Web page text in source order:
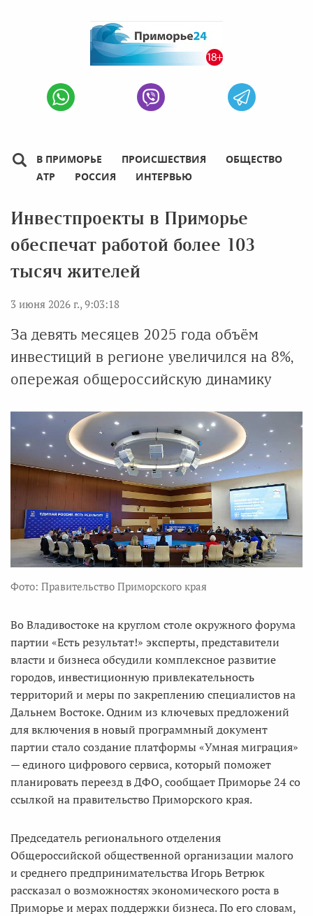
В ПРИМОРЬЕ ПРОИСШЕСТВИЯ
ОБЩЕСТВО
АТР
РОССИЯ ИНТЕРВЬЮ
Инвестпроекты в Приморье
обеспечат работой более 103
тысяч жителей
3 июня 2026 г., 9:03:18
За девять месяцев 2025 года объём
инвестиций в регионе увеличился на 8%,
опережая общероссийскую динамику
Фото: Правительство Приморского края
Во Владивостоке на круглом столе окружного форума
партии «Есть результат!» эксперты, представители
власти и бизнеса обсудили комплексное развитие
городов, инвестиционную привлекательность
территорий и меры по закреплению специалистов на
Дальнем Востоке. Одним из ключевых предложений
для включения в новый программный документ
партии стало создание платформы «Умная миграция»
— единого цифрового сервиса, который поможет
планировать переезд в ДФО, сообщает Приморье 24 со
ссылкой на правительство Приморского края.
Председатель регионального отделения
Общероссийской общественной организации малого
и среднего предпринимательства Игорь Ветрюк
рассказал о возможностях экономического роста в
Приморье и мерах поддержки бизнеса. По его словам,